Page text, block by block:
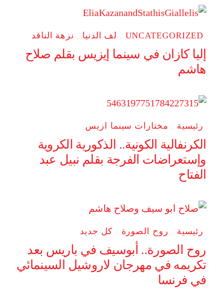
UNCATEGORIZED
, لف الدنيا , نزهة الناقد
إليا كازان في سينما إيزيس بقلم صلاح
هاشم
رئيسية , مختارات سينما ازيس
الكرنفالية الكونية.. الذكورية الكروية
وإستعراضات الفرجة بقلم نبيل عبد
الفتاح
رئيسية , روح الصورة , كل جديد
روح الصورة.. أبوسيف في باريس بعد
تكريمه في مهرجان لاروشيل السينمائي
في فرنسا